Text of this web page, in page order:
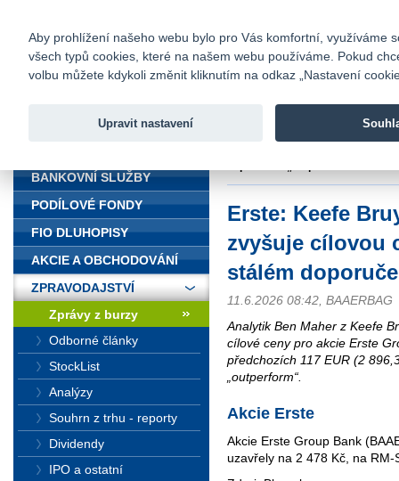
Fio banka
Fio banka
Erste: Keefe
zvyšuje cílovou
stálém
11.6.2026 08:42, BAAERBAG
Analytik Ben Maher z Keefe
cílové ceny pro akcie Erste
předchozích 117 EUR (2
„outperform“.
Akcie Erste
Akcie Erste Group Bank
uzavřely na 2 478 Kč, na
BANKOVNÍ SLUŽBY
PODÍLOVÉ FONDY
FIO DLUHOPISY
AKCIE A OBCHODOVÁNÍ
ZPRAVODAJSTVÍ
Zprávy z burzy
Odborné články
StockList
Analýzy
Souhrn z trhu - reporty
Dividendy
IPO a ostatní
Aby prohlížení našeho webu bylo pro Vás komfortní, využíváme
všech typů cookies, které na našem webu používáme. Pokud
volbu můžete kdykoli změnit kliknutím na odkaz „Nastavení
Upravit nastavení